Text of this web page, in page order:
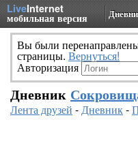
LiveInternet
мобильная версия
Вы были
страницы. Вернуться!
Авторизация
Дневник
Лента друзей -Дневник-